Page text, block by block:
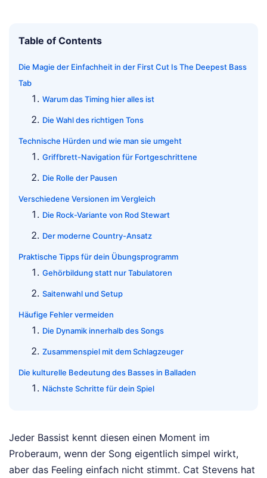
Table of Contents
Die Magie der Einfachheit in der First Cut Is The Deepest Bass
Tab
Warum das Timing hier alles ist
Die Wahl des richtigen Tons
Technische Hürden und wie man sie umgeht
Griffbrett-Navigation für Fortgeschrittene
Die Rolle der Pausen
Verschiedene Versionen im Vergleich
Die Rock-Variante von Rod Stewart
Der moderne Country-Ansatz
Praktische Tipps für dein Übungsprogramm
Gehörbildung statt nur Tabulatoren
Saitenwahl und Setup
Häufige Fehler vermeiden
Die Dynamik innerhalb des Songs
Zusammenspiel mit dem Schlagzeuger
Die kulturelle Bedeutung des Basses in Balladen
Nächste Schritte für dein Spiel
Jeder Bassist kennt diesen einen Moment im
Proberaum, wenn der Song eigentlich simpel wirkt,
aber das Feeling einfach nicht stimmt. Cat Stevens hat